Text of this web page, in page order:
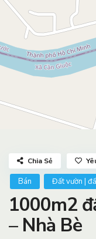
Bán Đất vườn |
1000m2
– Nhà Bè
Chia Sẻ